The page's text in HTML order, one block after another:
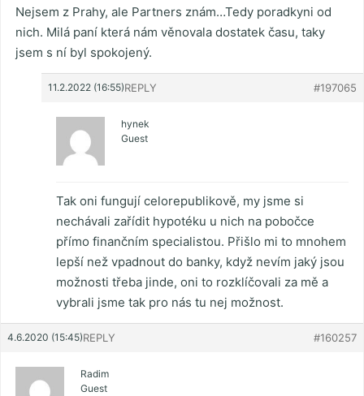
Nejsem z Prahy, ale Partners znám…Tedy poradkyni od
nich. Milá paní která nám věnovala dostatek času, taky
jsem s ní byl spokojený.
11.2.2022 (16:55) #197065
REPLY
hynek
Guest
Tak oni fungují celorepublikově, my jsme si
nechávali zařídit hypotéku u nich na pobočce
přímo finančním specialistou. Přišlo mi to mnohem
lepší než vpadnout do banky, když nevím jaký jsou
možnosti třeba jinde, oni to rozklíčovali za mě a
vybrali jsme tak pro nás tu nej možnost.
4.6.2020 (15:45) #160257
REPLY
Radim
Guest